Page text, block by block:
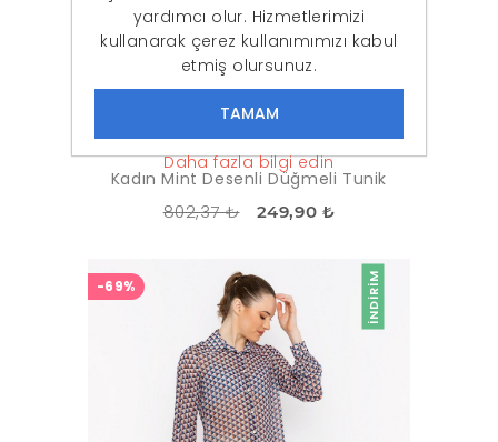
Kadın Mint Desenli Düğmeli Tunik
802,37 ₺ 249,90 ₺
İNDIRIM
-69%
yardımcı olur. Hizmetlerimizi
kullanarak çerez kullanımımızı kabul
etmiş olursunuz.
Daha fazla bilgi edin